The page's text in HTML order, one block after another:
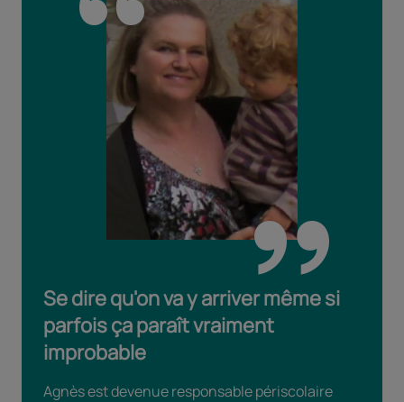
Se dire qu'on va y arriver même si
parfois ça paraît vraiment
improbable
Agnès est devenue responsable périscolaire